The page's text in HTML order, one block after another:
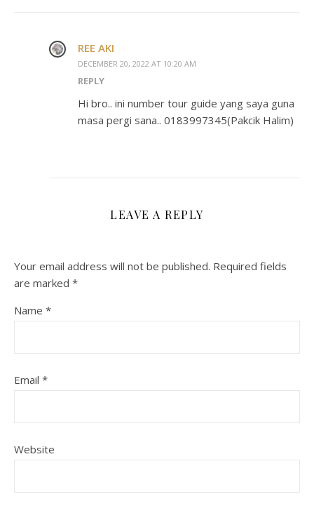
REE AKI
DECEMBER 20, 2022 AT 10:20 AM
REPLY
Hi bro.. ini number tour guide yang saya guna
masa pergi sana.. 0183997345(Pakcik Halim)
LEAVE A REPLY
Your email address will not be published. Required fields
are marked *
Name *
Email *
Website